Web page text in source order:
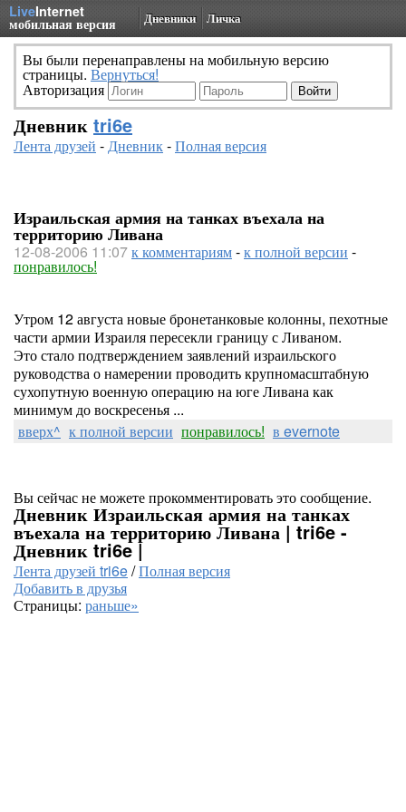
LiveInternet
мобильная версия Дневники Личка
Вы были перенаправлены на мобильную версию
страницы. Вернуться!
Авторизация
Дневник tri6e
Лента друзей -Дневник-Полная версия
Израильская армия на танках въехала на
территорию Ливана
12-08-2006 11:07к комментариям-к полной версии -
понравилось!
Утром 12 августа новые бронетанковые колонны, пехотные
части армии Израиля пересекли границу с Ливаном.
Это стало подтверждением заявлений израильского
руководства о намерении проводить крупномасштабную
сухопутную военную операцию на юге Ливана как
минимум до воскресенья ...
вверх^ к полной версии понравилось! в evernote
Вы сейчас не можете прокомментировать это сообщение.
Дневник Израильская армия на танках
въехала на территорию Ливана | tri6e -
Дневник tri6e |
Лента друзей tri6e/Полная версия
Добавить в друзья
Страницы: раньше»